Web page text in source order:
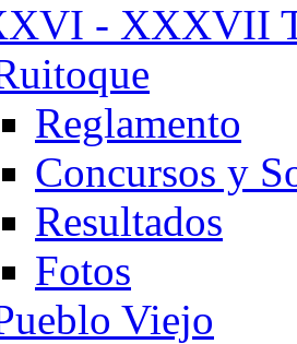
- XXXVII
Reglamento
Concursos y
Resultados
Fotos
Viejo